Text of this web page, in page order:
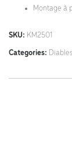
Montage à
SKU: KM2501
Categories: Diables